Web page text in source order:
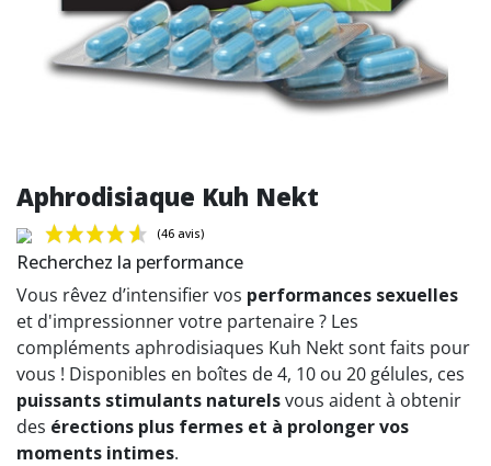
Aphrodisiaque Kuh Nekt
(46 avis)
Recherchez la performance
Vous rêvez d’intensifier vos performances sexuelles
et d'impressionner votre partenaire ? Les
compléments aphrodisiaques Kuh Nekt sont faits pour
vous ! Disponibles en boîtes de 4, 10 ou 20 gélules, ces
puissants stimulants naturelsvous aident à obtenir
des érections plus fermes et à prolonger vos
moments intimes.